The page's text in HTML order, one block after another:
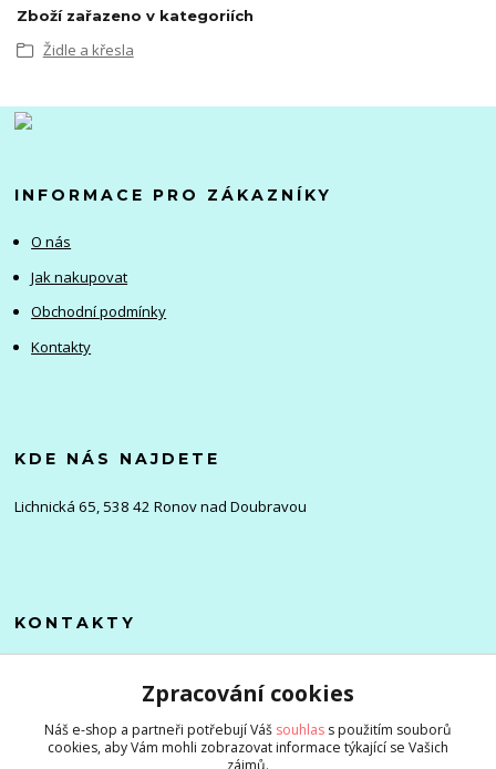
Zboží zařazeno v kategoriích
Židle a křesla
INFORMACE PRO ZÁKAZNÍKY
O nás
Jak nakupovat
Obchodní podmínky
Kontakty
KDE NÁS NAJDETE
Lichnická 65, 538 42 Ronov nad Doubravou
KONTAKTY
+420 705 976 386
info@zlevnenizbozi.cz
Zpracování cookies
Náš e-shop a partneři potřebují Váš souhlas s použitím souborů
cookies, aby Vám mohli zobrazovat informace týkající se Vašich
zájmů.